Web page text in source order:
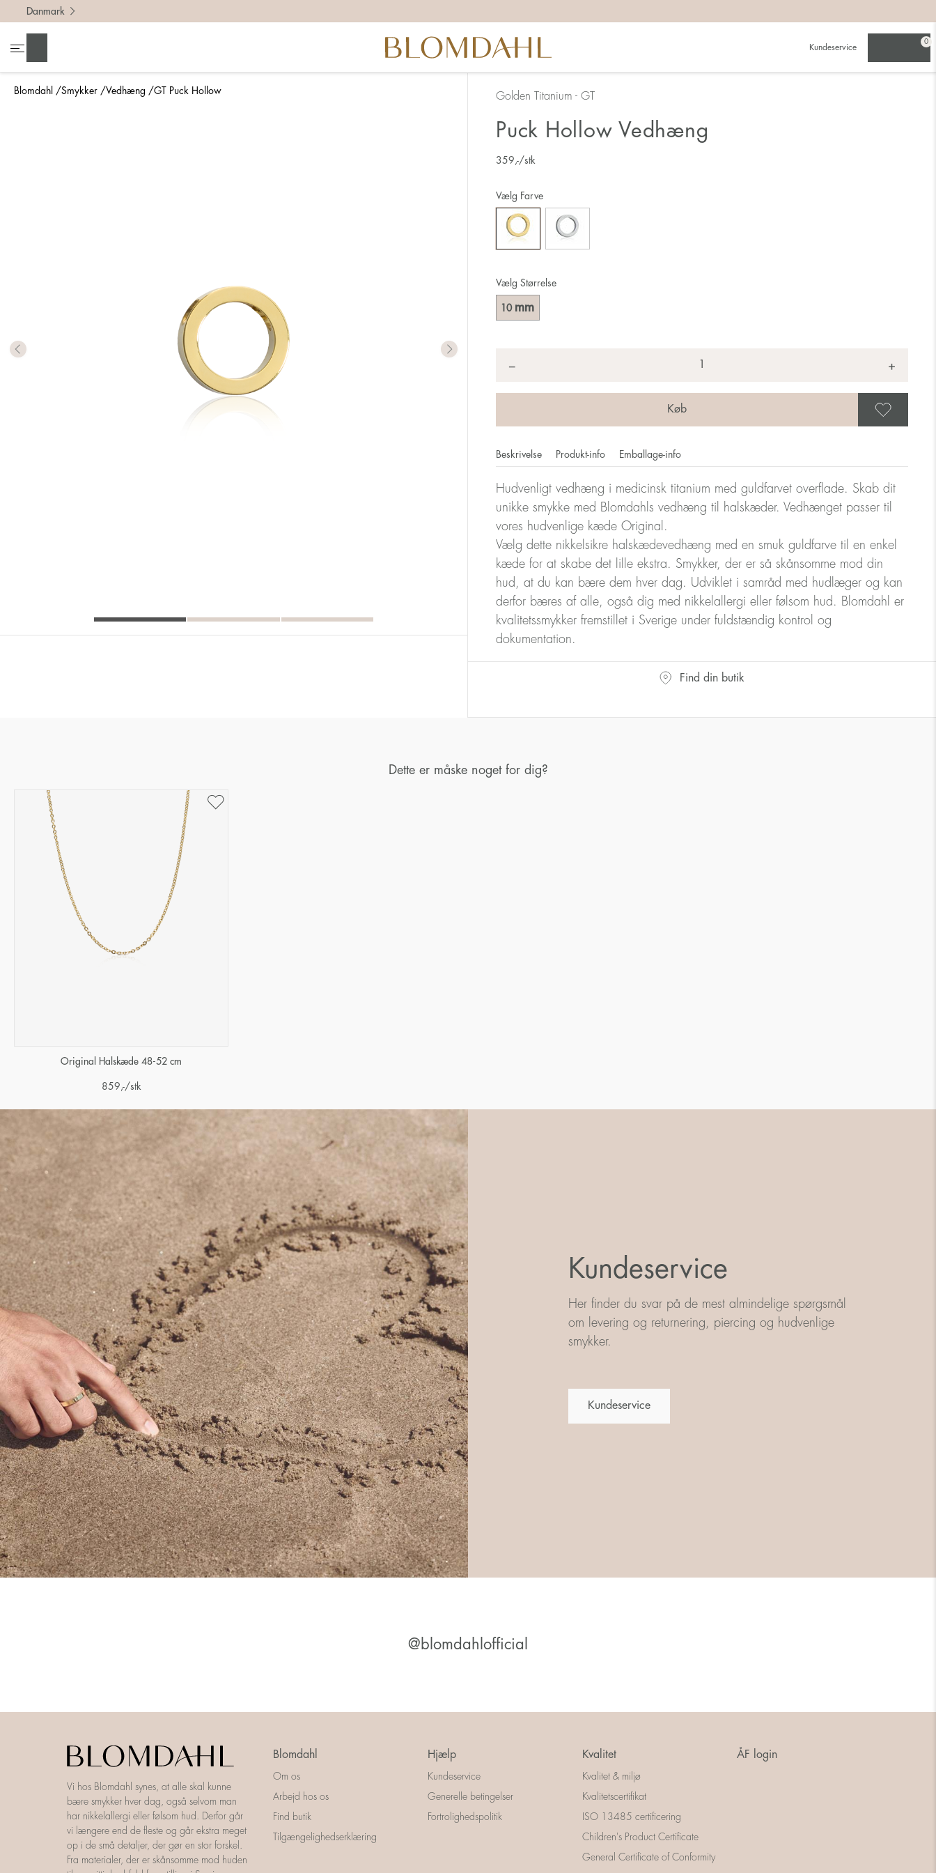
Blomdahl Smykker Vedhæng GT Puck Hollow
Danmark
Kundeservice
0
Golden Titanium - GT
Puck Hollow Vedhæng
359 ,-/stk
Vælg Størrelse
10 mm
Vælg Farve
− +
Beskrivelse Produkt-info Emballage-info
Hudvenligt vedhæng i medicinsk titanium med guldfarvet overflade. Skab dit
unikke smykke med Blomdahls vedhæng til halskæder. Vedhænget passer til
vores hudvenlige kæde Original.
Vælg dette nikkelsikre halskædevedhæng med en smuk guldfarve til en enkel
kæde for at skabe det lille ekstra. Smykker, der er så skånsomme mod din
hud, at du kan bære dem hver dag. Udviklet i samråd med hudlæger og kan
derfor bæres af alle, også dig med nikkelallergi eller følsom hud. Blomdahl er
kvalitetssmykker fremstillet i Sverige under fuldstændig kontrol og
dokumentation.
Find din butik
Dette er måske noget for dig?
Original Halskæde 48-52 cm
859 ,-/stk
Kundeservice
Her finder du svar på de mest almindelige spørgsmål
om levering og returnering, piercing og hudvenlige
smykker.
Kundeservice
@blomdahlofficial
Vi hos Blomdahl synes, at alle skal kunne
bære smykker hver dag, også selvom man
har nikkelallergi eller følsom hud. Derfor går
vi længere end de fleste og går ekstra meget
op i de små detaljer, der gør en stor forskel.
Fra materialer, der er skånsomme mod huden
Blomdahl
Om os
Arbejd hos os
Find butik
Tilgængelighedserklæring
Hjælp
Kundeservice
Generelle betingelser
Fortrolighedspolitik
Kvalitet
Kvalitet & miljø
Kvalitetscertifikat
ISO 13485 certificering
Children's Product Certificate
General Certificate of Conformity
ÅF login